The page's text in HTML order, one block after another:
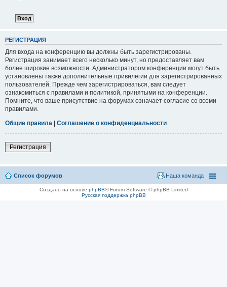
РЕГИСТРАЦИЯ
Для входа на конференцию вы должны быть зарегистрированы.
Регистрация занимает всего несколько минут, но предоставляет вам
более широкие возможности. Администратором конференции могут быть
установлены также дополнительные привилегии для зарегистрированных
пользователей. Прежде чем зарегистрироваться, вам следует
ознакомиться с правилами и политикой, принятыми на конференции.
Помните, что ваше присутствие на форумах означает согласие со всеми
правилами.
Общие правила | Соглашение о конфиденциальности
Регистрация
Список форумов Наша команда
Создано на основе phpBB® Forum Software © phpBB Limited
Русская поддержка phpBB